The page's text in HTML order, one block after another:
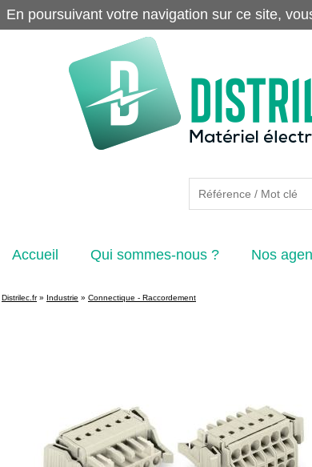
Accueil Qui sommes-nous ? Nos
Distrilec.fr» Industrie » Connectique - Raccordement
En poursuivant votre navigation sur ce site,